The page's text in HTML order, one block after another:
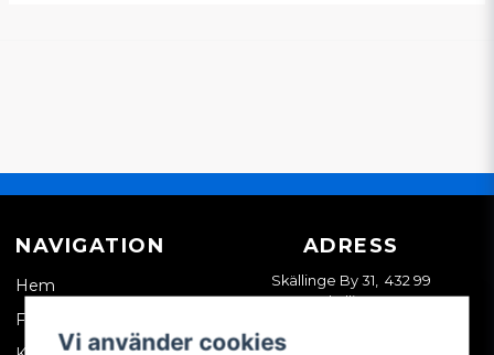
NAVIGATION
Hem
Företagskund
ADRESS
Skällinge By 31, 432 99
Skällinge
Vi använder cookies